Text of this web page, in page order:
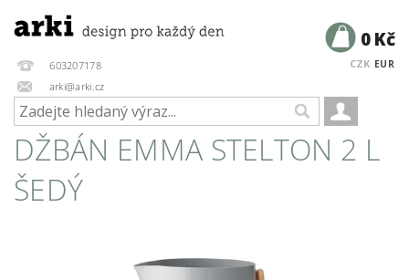
603207178
arki@arki.cz
CZK EUR
0 Kč
DŽBÁN EMMA STELTON 2 L
ŠEDÝ